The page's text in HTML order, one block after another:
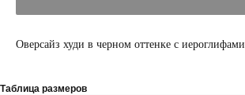
Оверсайз худи в черном оттенке с иероглифами
Таблица размеров